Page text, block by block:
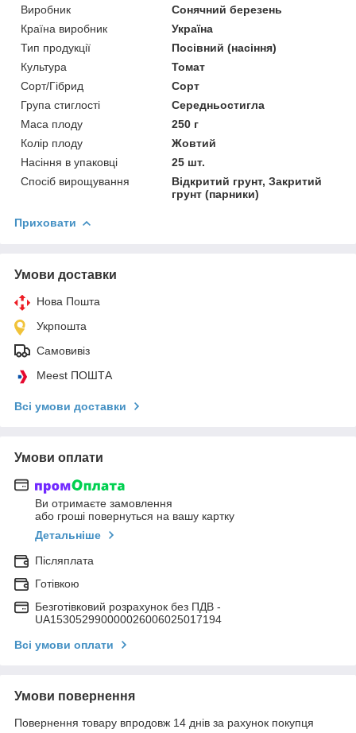
Виробник
Сонячний березень
Країна виробник
Україна
Тип продукції
Посівний (насіння)
Культура
Томат
Сорт/Гібрид
Сорт
Група стиглості
Середньостигла
Маса плоду
250 г
Колір плоду
Жовтий
Насіння в упаковці
25 шт.
Спосіб вирощування
Відкритий грунт, Закритий
грунт (парники)
Приховати
Умови доставки
Нова Пошта
Укрпошта
Самовивіз
Meest ПОШТА
Всі умови доставки
Умови оплати
Ви отримаєте замовлення
або гроші повернуться на вашу картку
Детальніше
Післяплата
Готівкою
Безготівковий розрахунок без ПДВ -
UA153052990000026006025017194
Всі умови оплати
Умови повернення
Повернення товару впродовж 14 днів за рахунок покупця